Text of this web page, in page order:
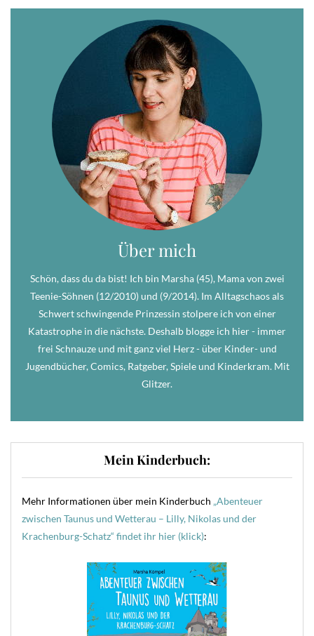
Über mich
Schön, dass du da bist! Ich bin Marsha (45), Mama von zwei
Teenie-Söhnen (12/2010) und (9/2014). Im Alltagschaos als
Schwert schwingende Prinzessin stolpere ich von einer
Katastrophe in die nächste. Deshalb blogge ich hier - immer
frei Schnauze und mit ganz viel Herz - über Kinder- und
Jugendbücher, Comics, Ratgeber, Spiele und Kinderkram. Mit
Glitzer.
Mein Kinderbuch:
Mehr Informationen über mein Kinderbuch „Abenteuer
zwischen Taunus und Wetterau – Lilly, Nikolas und der
Krachenburg-Schatz“ findet ihr hier (klick):